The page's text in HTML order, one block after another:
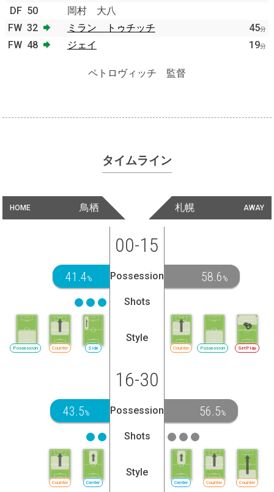
DF 50
岡村 大八
FW 32 ミラン トゥチッチ 45分
FW 48 ジェイ 19分
ペトロヴィッチ 監督
タイムライン
HOME 鳥栖 AWAY
札幌
00-15
41.4% Possession 58.6 %
Shots
Side
Counter
Possession
Style
Counter Possession SetPlay
16-30
43.5% Possession 56.5%
Shots
Center
Counter
Style
Center Counter Counter